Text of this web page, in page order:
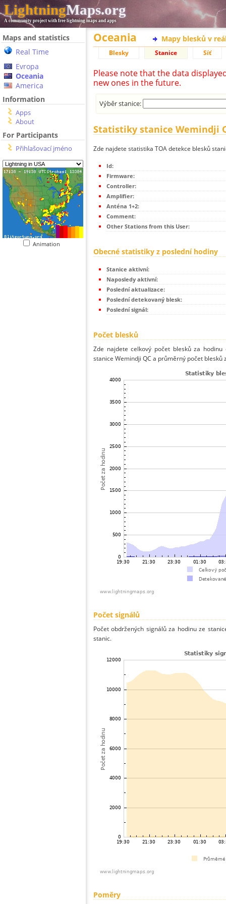
LightningMaps.org
A community project with free lightning maps and apps
Maps and statistics
Real Time
Evropa
Oceania
America
Information
Apps
About
For Participants
Přihlašovací jméno
Animation
Oceania Mapy blesků v
Blesky Stanice Síť
Please note that the data
new ones in the future.
Výběr stanice:
Statistiky stanice Wemindji
Zde najdete statistika TOA detekce blesků
Id:
Firmware:
Controller:
Amplifier:
Anténa 1+2:
Comment:
Other Stations from this User:
Obecné statistiky z poslední hodiny
Stanice aktivní:
Naposledy aktivní:
Poslední aktualizace:
Poslední detekovaný blesk:
Poslední signál:
Počet blesků
Zde najdete celkový počet blesků za
stanice Wemindji QC a průměrný počet blesků
Počet signálů
Počet obdržených signálů za hodinu ze
stanic.
Poměry